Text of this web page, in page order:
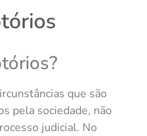
que são
pela sociedade, não
judicial. No